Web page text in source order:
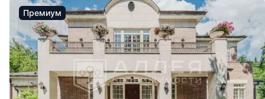
Премиум